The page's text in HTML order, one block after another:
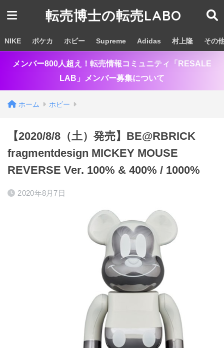
転売博士の転売LABO
NIKE ポケカ ホビー Supreme Adidas 村上隆 その
メンバー800人超え！転売情報コミュニティ「RESALE
LAB」メンバー募集について
ホーム ホビー
【2020/8/8（土）発売】BE@RBRICK
fragmentdesign MICKEY MOUSE
REVERSE Ver. 100% & 400% / 1000%
2020年8月7日